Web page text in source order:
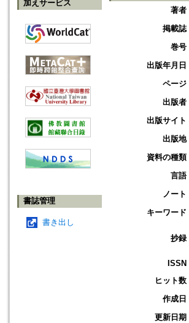
加えサービス
書誌管理
書き出し
著者
掲載誌
巻号
出版年月日
ページ
出版者
出版サイト
出版地
資料の種類
言語
ノート
キーワード
抄録
ISSN
ヒット数
作成日
更新日期